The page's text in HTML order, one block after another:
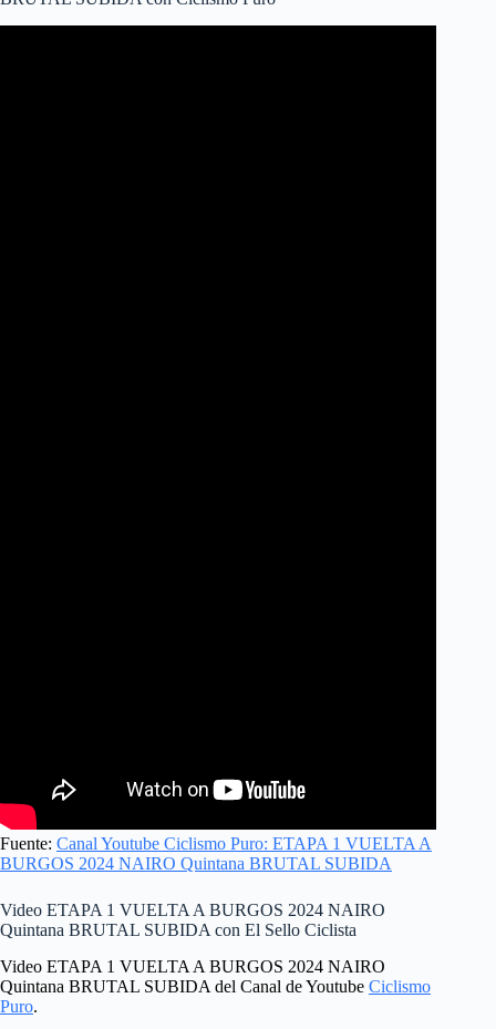
Fuente: Canal Youtube Ciclismo Puro: ETAPA 1 VUELTA A
BURGOS 2024 NAIRO Quintana BRUTAL SUBIDA
Video ETAPA 1 VUELTA A BURGOS 2024 NAIRO
Quintana BRUTAL SUBIDA con El Sello Ciclista
Video ETAPA 1 VUELTA A BURGOS 2024 NAIRO
Quintana BRUTAL SUBIDA del Canal de Youtube Ciclismo
Puro.